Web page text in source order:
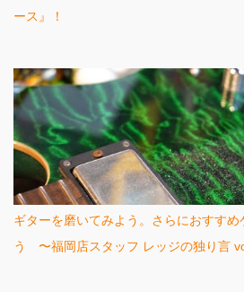
ース』！
ギターを磨いてみよう。さらにおすすめ
う 〜福岡店スタッフ レッジの独り言